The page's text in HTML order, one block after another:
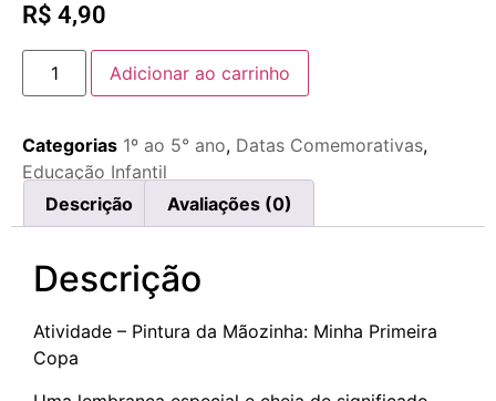
R$ 4,90
Adicionar ao carrinho
Categorias 1º ao 5° ano, Datas Comemorativas,
Educação Infantil
Descrição
Avaliações (0)
Descrição
Atividade – Pintura da Mãozinha: Minha Primeira
Copa